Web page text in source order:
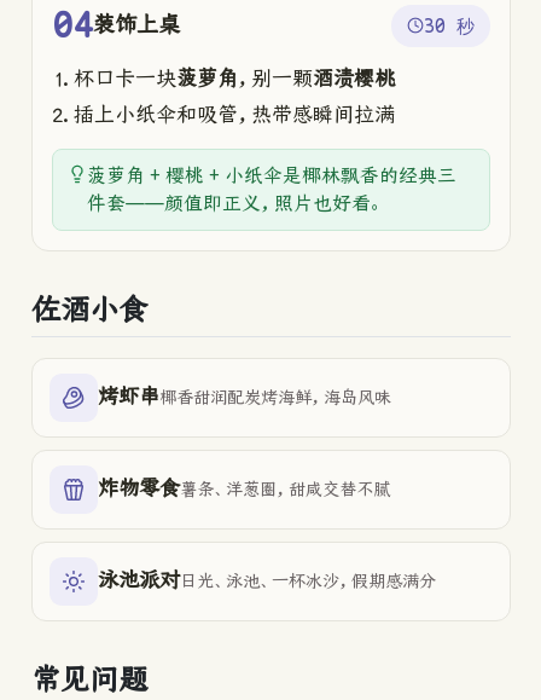
04装饰上桌 30 秒
杯口卡一块菠萝角，别一颗酒渍樱桃
插上小纸伞和吸管，热带感瞬间拉满
菠萝角 + 樱桃 + 小纸伞是椰林飘香的经典三
件套——颜值即正义，照片也好看。
佐酒小食
烤虾串椰香甜润配炭烤海鲜，海岛风味
炸物零食薯条、洋葱圈，甜咸交替不腻
泳池派对日光、泳池、一杯冰沙，假期感满分
常见问题